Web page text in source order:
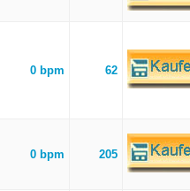
0 bpm 62
0 bpm 205